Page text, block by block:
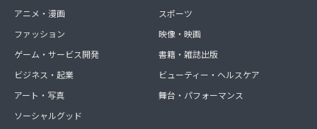
アニメ・漫画
ファッション
ゲーム・サービス開発
ビジネス・起業
アート・写真
ソーシャルグッド
スポーツ
映像・映画
書籍・雑誌出版
ビューティー・ヘルスケア
舞台・パフォーマンス